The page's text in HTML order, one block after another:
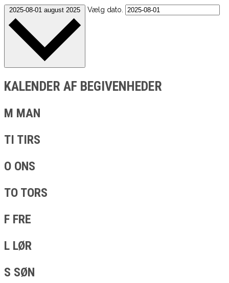
2025-08-01 august 2025 Vælg dato.
KALENDER AF BEGIVENHEDER
M MAN
TI TIRS
O ONS
TO TORS
F FRE
L LØR
S SØN